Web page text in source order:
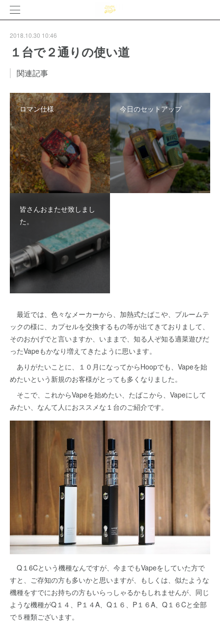
2018.10.30 10:46
１台で２通りの使い道
関連記事
ロマン仕様 今日のセットアップ
皆さんおまたせ致しまし
た。
最近では、色々なメーカーから、加熱式たばこや、プルームテ
ックの様に、カプセルを交換するもの等が出てきておりまして、
そのおかげでと言いますか、いままで、知る人ぞ知る適菜遊びだ
ったVapeもかなり増えてきたように思います。
ありがたいことに、１０月になってからHoopでも、Vapeを始
めたいという新規のお客様がとっても多くなりました。
そこで、これからVapeを始めたい、たばこから、Vapeにして
みたい、なんて人におススメな１台のご紹介です。
Q１6Cという機種なんですが、今までもVapeをしていた方で
すと、ご存知の方も多いかと思いますが、もしくは、似たような
機種をすでにお持ちの方もいらっしゃるかもしれませんが、同じ
ような機種がQ１４、P１４A、Q１６、P１６A、Q１６Cと全部
で５種類ございます。